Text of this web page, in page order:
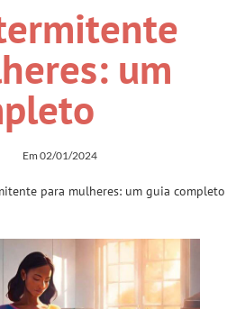
um
Em 02/01/2024
para mulheres: um guia completo